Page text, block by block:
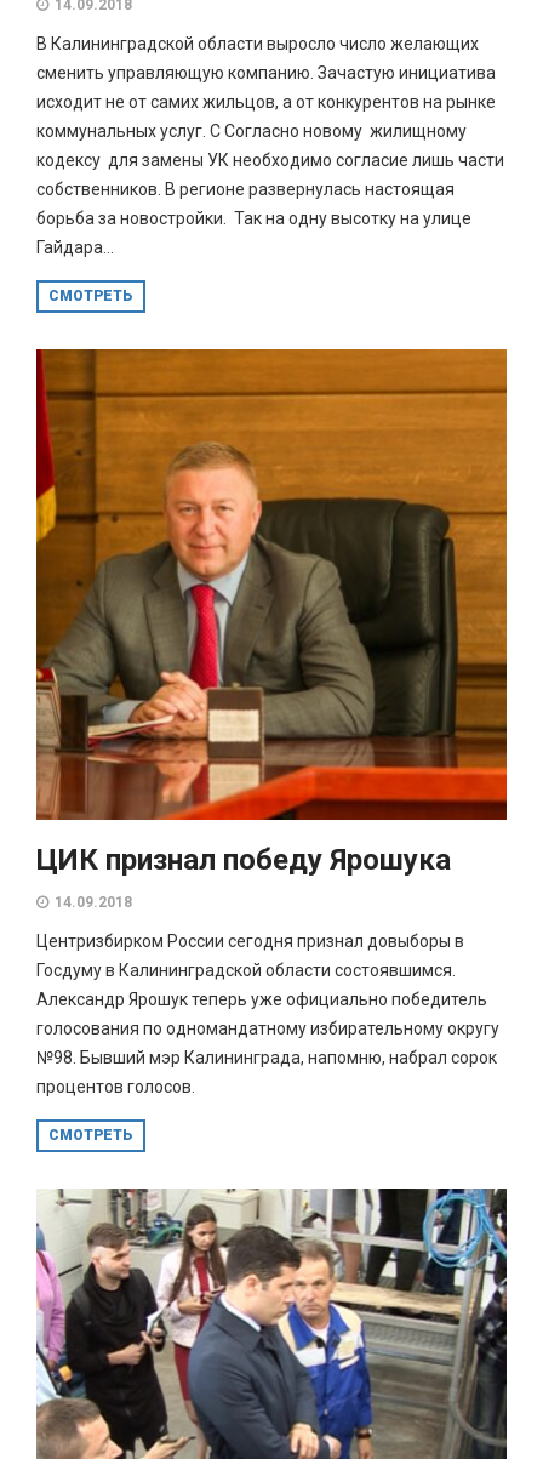
14.09.2018
В Калининградской области выросло число желающих
сменить управляющую компанию. Зачастую инициатива
исходит не от самих жильцов, а от конкурентов на рынке
коммунальных услуг. С Согласно новому жилищному
кодексу для замены УК необходимо согласие лишь части
собственников. В регионе развернулась настоящая
борьба за новостройки. Так на одну высотку на улице
Гайдара...
СМОТРЕТЬ
ЦИК признал победу Ярошука
14.09.2018
Центризбирком России сегодня признал довыборы в
Госдуму в Калининградской области состоявшимся.
Александр Ярошук теперь уже официально победитель
голосования по одномандатному избирательному округу
№98. Бывший мэр Калининграда, напомню, набрал сорок
процентов голосов.
СМОТРЕТЬ